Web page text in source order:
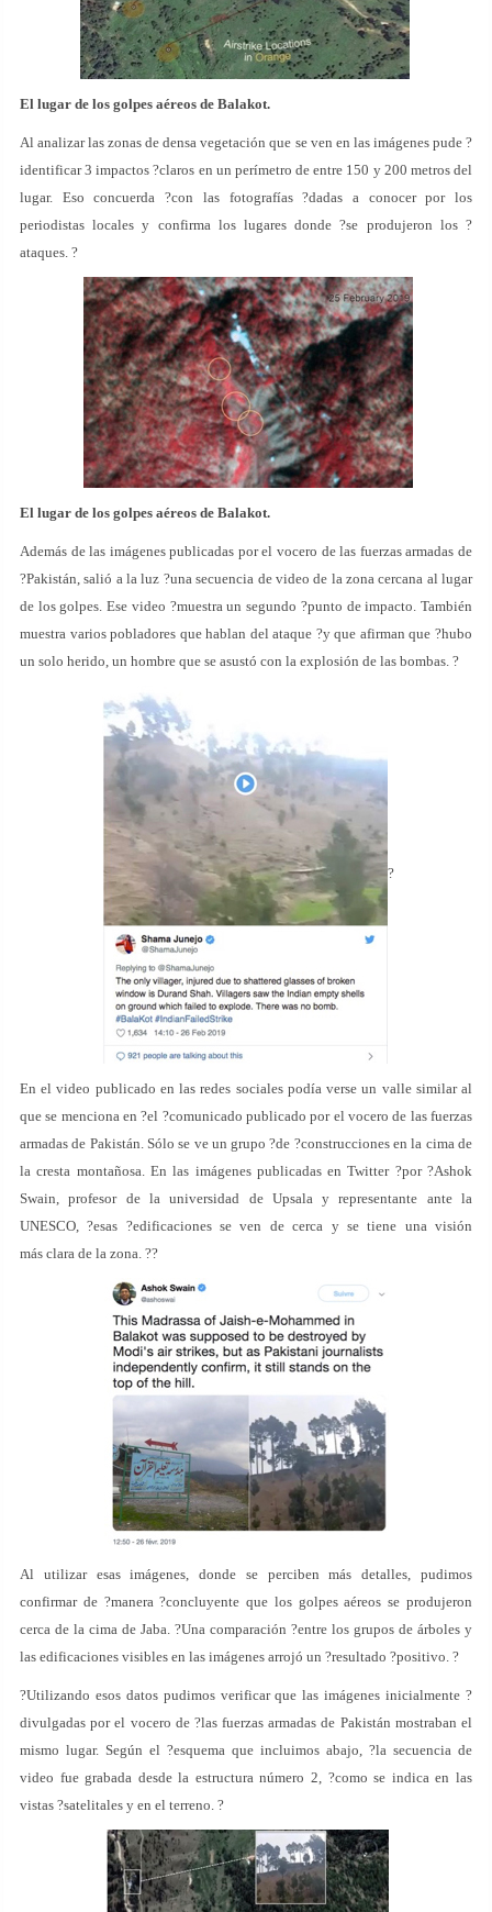
El lugar de los golpes aéreos de Balakot.
Al analizar las zonas de densa vegetación que se ven en las imágenes pude ?
identificar 3 impactos ?claros en un perímetro de entre 150 y 200 metros del
lugar. Eso concuerda ?con las fotografías ?dadas a conocer por los
periodistas locales y confirma los lugares donde ?se produjeron los ?
ataques. ?
El lugar de los golpes aéreos de Balakot.
Además de las imágenes publicadas por el vocero de las fuerzas armadas de
?Pakistán, salió a la luz ?una secuencia de video de la zona cercana al lugar
de los golpes. Ese video ?muestra un segundo ?punto de impacto. También
muestra varios pobladores que hablan del ataque ?y que afirman que ?hubo
un solo herido, un hombre que se asustó con la explosión de las bombas. ?
?
En el video publicado en las redes sociales podía verse un valle similar al
que se menciona en ?el ?comunicado publicado por el vocero de las fuerzas
armadas de Pakistán. Sólo se ve un grupo ?de ?construcciones en la cima de
la cresta montañosa. En las imágenes publicadas en Twitter ?por ?Ashok
Swain, profesor de la universidad de Upsala y representante ante la
UNESCO, ?esas ?edificaciones se ven de cerca y se tiene una visión
más clara de la zona. ??
Al utilizar esas imágenes, donde se perciben más detalles, pudimos
confirmar de ?manera ?concluyente que los golpes aéreos se produjeron
cerca de la cima de Jaba. ?Una comparación ?entre los grupos de árboles y
las edificaciones visibles en las imágenes arrojó un ?resultado ?positivo. ?
?Utilizando esos datos pudimos verificar que las imágenes inicialmente ?
divulgadas por el vocero de ?las fuerzas armadas de Pakistán mostraban el
mismo lugar. Según el ?esquema que incluimos abajo, ?la secuencia de
video fue grabada desde la estructura número 2, ?como se indica en las
vistas ?satelitales y en el terreno. ?